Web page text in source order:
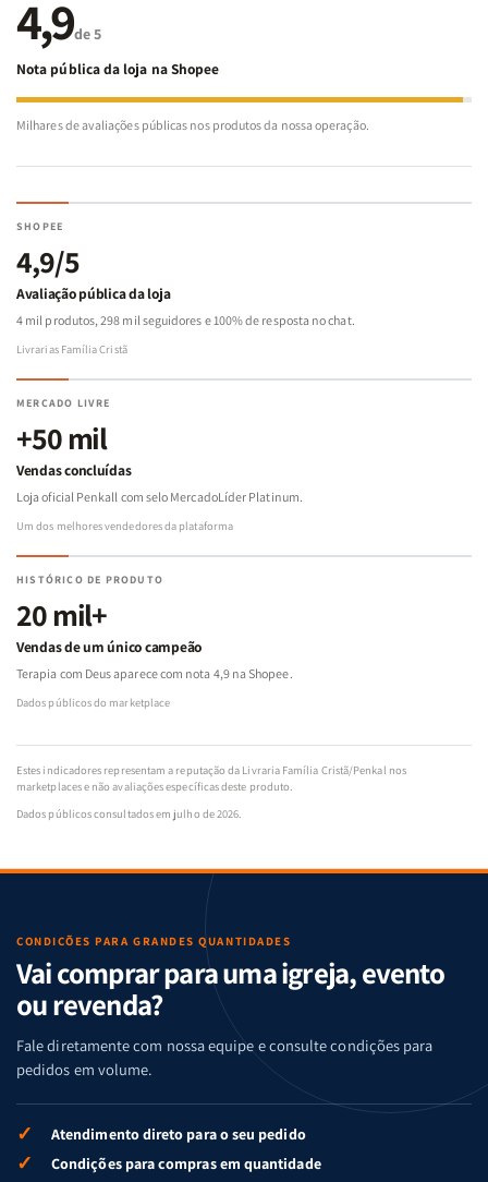
4,9de 5
Nota pública da loja na Shopee
Milhares de avaliações públicas nos produtos da nossa operação.
SHOPEE
4,9/5
Avaliação pública da loja
4 mil produtos, 298 mil seguidores e 100% de resposta no chat.
Livrarias Família Cristã
MERCADO LIVRE
+50 mil
Vendas concluídas
Loja oficial Penkall com selo MercadoLíder Platinum.
Um dos melhores vendedores da plataforma
HISTÓRICO DE PRODUTO
20 mil+
Vendas de um único campeão
Terapia com Deus aparece com nota 4,9 na Shopee.
Dados públicos do marketplace
Estes indicadores representam a reputação da Livraria Família Cristã/Penkal nos
marketplaces e não avaliações específicas deste produto.
Dados públicos consultados em julho de 2026.
CONDIÇÕES PARA GRANDES QUANTIDADES
Vai comprar para uma igreja, evento
ou revenda?
Fale diretamente com nossa equipe e consulte condições para
pedidos em volume.
✓ Atendimento direto para o seu pedido
✓ Condições para compras em quantidade